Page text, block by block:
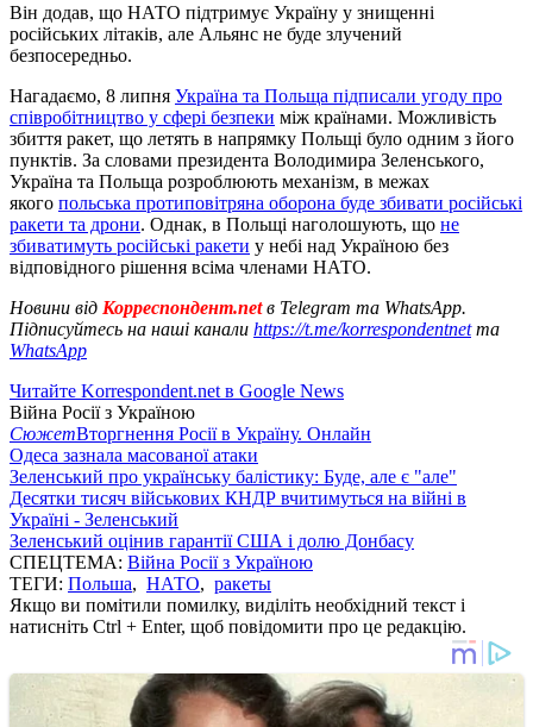
Він додав, що НАТО підтримує Україну у знищенні
російських літаків, але Альянс не буде злучений
безпосередньо.
Нагадаємо, 8 липня Україна та Польща підписали угоду про
співробітництво у сфері безпеки між країнами. Можливість
збиття ракет, що летять в напрямку Польщі було одним з його
пунктів. За словами президента Володимира Зеленського,
Україна та Польща розроблюють механізм, в межах
якого польська протиповітряна оборона буде збивати російські
ракети та дрони. Однак, в Польщі наголошують, що не
збиватимуть російські ракети у небі над Україною без
відповідного рішення всіма членами НАТО.
Новини від Корреспондент.netв Telegram та WhatsApp.
Підписуйтесь на наші канали https://t.me/korrespondentnetта
WhatsApp
Читайте Korrespondent.net в Google News
Війна Росії з Україною
СюжетВторгнення Росії в Україну. Онлайн
Одеса зазнала масованої атаки
Зеленський про українську балістику: Буде, але є "але"
Десятки тисяч військових КНДР вчитимуться на війні в
Україні - Зеленський
Зеленський оцінив гарантії США і долю Донбасу
СПЕЦТЕМА: Війна Росії з Україною
ТЕГИ: Польша, НАТО, ракеты
Якщо ви помітили помилку, виділіть необхідний текст і
натисніть Ctrl + Enter, щоб повідомити про це редакцію.